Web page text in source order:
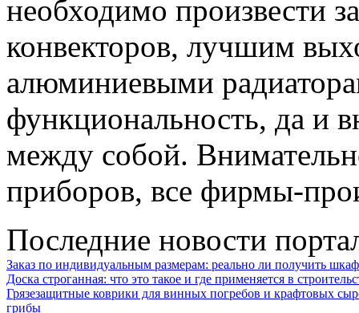
необходимо произвести
конвекторов, лучшим
алюминиевыми
функциональность, да и
между собой.
приборов, все фирмы-
Последние новости
Заказ по индивидуальным размерам: реально ли получить
Доска строганная: что это такое и где применяется в
Грязезащитные коврики для винных погребов и крафтовых
грибы